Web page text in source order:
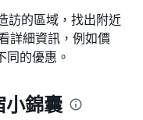
訪的區域，找出附近
詳細資訊，例如價
的優惠。
錦囊